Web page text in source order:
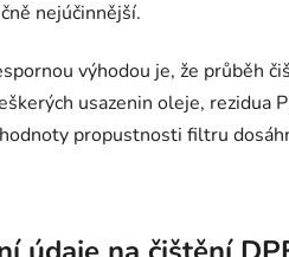
nejúčinnější.
výhodou je, že průběh
usazenin oleje, rezidua
propustnosti filtru